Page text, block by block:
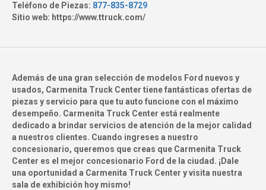
Teléfono de Piezas: 877-835-8729
Sitio web: https://www.ttruck.com/
Además de una gran selección de modelos Ford nuevos y
usados, Carmenita Truck Center tiene fantásticas ofertas de
piezas y servicio para que tu auto funcione con el máximo
desempeño. Carmenita Truck Center está realmente
dedicado a brindar servicios de atención de la mejor calidad
a nuestros clientes. Cuando ingreses a nuestro
concesionario, queremos que creas que Carmenita Truck
Center es el mejor concesionario Ford de la ciudad. ¡Dale
una oportunidad a Carmenita Truck Center y visita nuestra
sala de exhibición hoy mismo!